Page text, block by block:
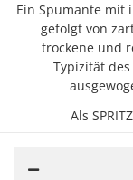
Ein Spumante mit
gefolgt von
trockene und
Typizität
Als